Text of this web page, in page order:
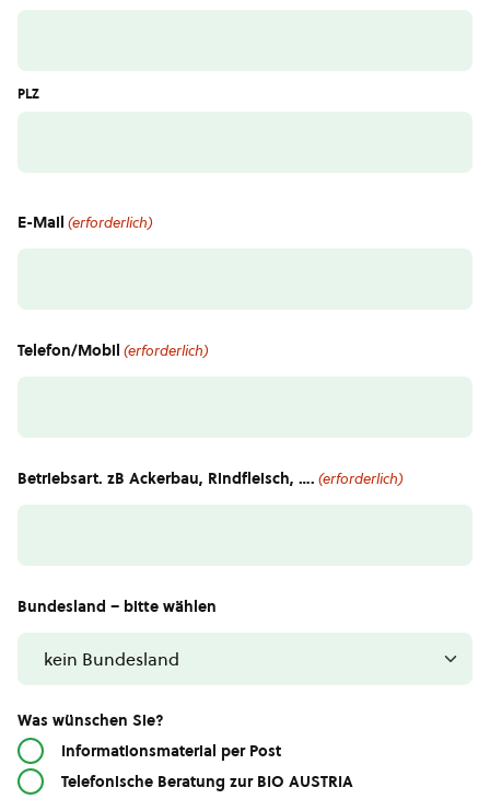
PLZ
E-Mail (erforderlich)
Telefon/Mobil (erforderlich)
Betriebsart. zB Ackerbau, Rindfleisch, …. (erforderlich)
Bundesland – bitte wählen
Was wünschen Sie?
Informationsmaterial per Post
Telefonische Beratung zur BIO AUSTRIA